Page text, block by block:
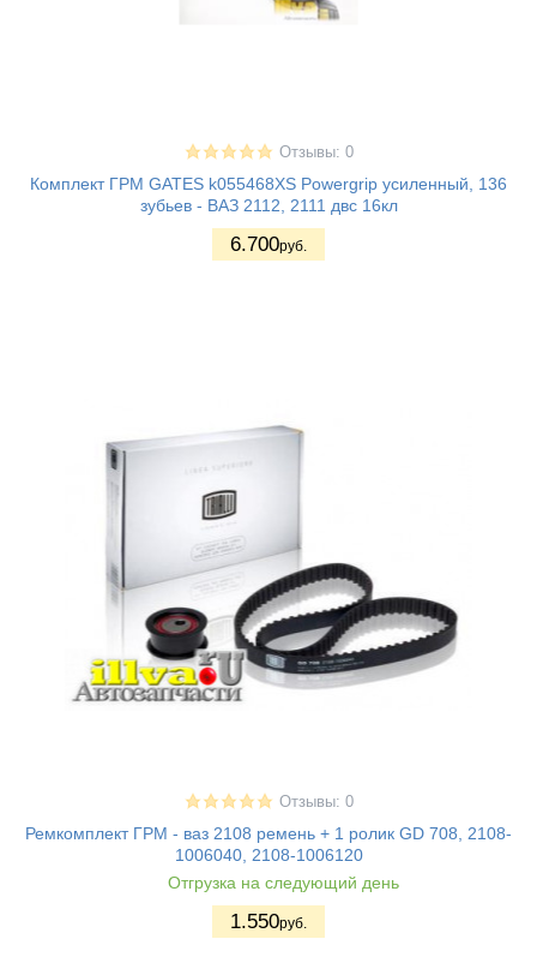
Отзывы: 0
Комплект ГРМ GATES k055468XS Powergrip усиленный, 136
зубьев - ВАЗ 2112, 2111 двс 16кл
6.700руб.
Отзывы: 0
Ремкомплект ГРМ - ваз 2108 ремень + 1 ролик GD 708, 2108-
1006040, 2108-1006120
Отгрузка на следующий день
1.550руб.